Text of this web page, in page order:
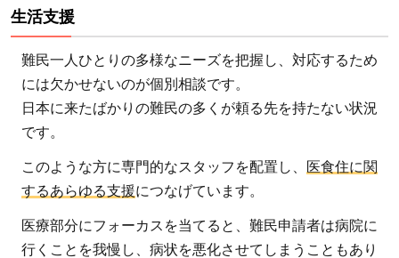
生活支援
難民一人ひとりの多様なニーズを把握し、対応するため
には欠かせないのが個別相談です。
日本に来たばかりの難民の多くが頼る先を持たない状況
です。
このような方に専門的なスタッフを配置し、
医食住に関
するあらゆる支援につなげています。
医療部分にフォーカスを当てると、難民申請者は病院に
行くことを我慢し、病状を悪化させてしまうこともあり